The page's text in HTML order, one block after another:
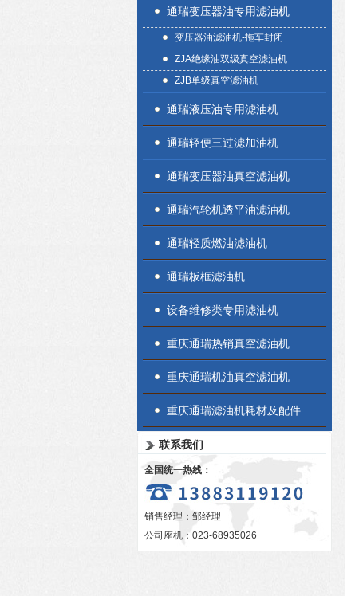
通瑞变压器油专用滤油机
变压器油滤油机-拖车封闭
ZJA绝缘油双级真空滤油机
ZJB单级真空滤油机
通瑞液压油专用滤油机
通瑞轻便三过滤加油机
通瑞变压器油真空滤油机
通瑞汽轮机透平油滤油机
通瑞轻质燃油滤油机
通瑞板框滤油机
设备维修类专用滤油机
重庆通瑞热销真空滤油机
重庆通瑞机油真空滤油机
重庆通瑞滤油机耗材及配件
联系我们
全国统一热线：
销售经理：邹经理
公司座机：023-68935026